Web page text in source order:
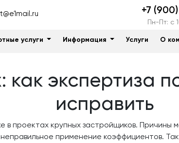
+7
Пн-Пт: c
услуги Информация Услуги О
экспертиза
исправить
проектах крупных застройщиков. Причины
применение коэффициентов.